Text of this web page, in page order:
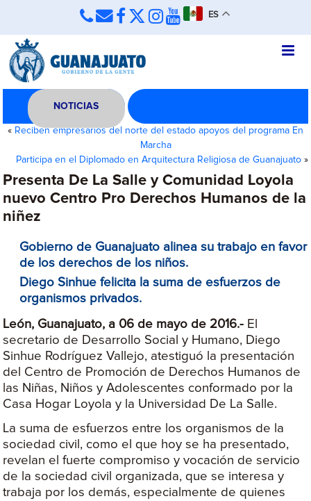
ES
NOTICIAS
« Reciben empresarios del norte del estado apoyos del programa En
Marcha
Participa en el Diplomado en Arquitectura Religiosa de Guanajuato»
Presenta De La Salle y Comunidad Loyola
nuevo Centro Pro Derechos Humanos de la
niñez
Gobierno de Guanajuato alinea su trabajo en favor
de los derechos de los niños.
Diego Sinhue felicita la suma de esfuerzos de
organismos privados.
León, Guanajuato, a 06 de mayo de 2016.- El
secretario de Desarrollo Social y Humano, Diego
Sinhue Rodríguez Vallejo, atestiguó la presentación
del Centro de Promoción de Derechos Humanos de
las Niñas, Niños y Adolescentes conformado por la
Casa Hogar Loyola y la Universidad De La Salle.
La suma de esfuerzos entre los organismos de la
sociedad civil, como el que hoy se ha presentado,
revelan el fuerte compromiso y vocación de servicio
de la sociedad civil organizada, que se interesa y
trabaja por los demás, especialmente de quienes